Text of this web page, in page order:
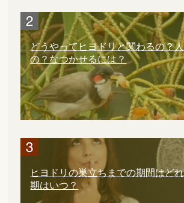
どうやってヒヨドリと関わるの？
の？なつかせるには？
ヒヨドリの巣立ちまでの期間はど
期はいつ？